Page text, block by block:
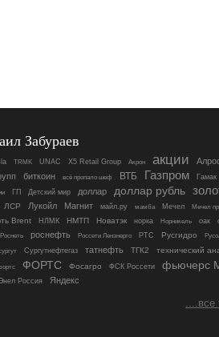
Забураев
TRMK UNAC X5 Retail Group Акрон акции
биткоин всё пропало шеф ВТБ Газпром Гамак
ГП Детский мир доллар доллар рубль
ЛСР Лукойл Магнит майл.ру мамба Мечел Мечел
Brent НЛМК НМТП Новатэк норка Норникель оак
Роснеть роснефть Россети Ленэнерго РТС Русгидро
Сургутнефтегаз татнефть ТГК2 технический
ФОРТС Фосагро ФСК Россети фьючерс
Россия Яндекс
....все